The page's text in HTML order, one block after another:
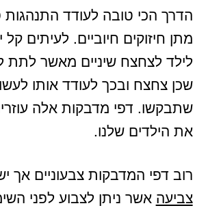
הדרך הכי טובה לעודד התנהגות
מתן חיזוקים חיוביים. לעיתים קל
לילד לצחצח שיניים מאשר לתת
שכן צחצח ובכך לעודד אותו
שתבקשו. דפי מדבקות אלה
את הילדים שלנו.
רוב דפי המדבקות צבעוניים אך
צביעה אשר ניתן לצבוע לפני